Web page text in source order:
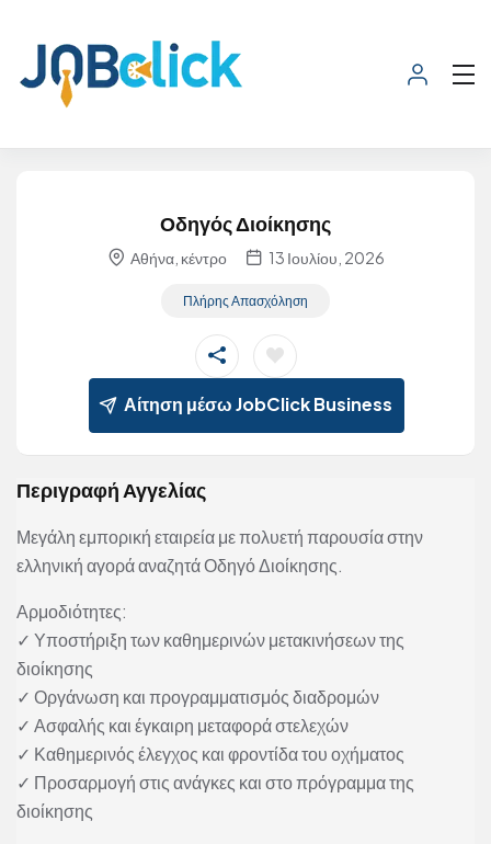
Οδηγός Διοίκησης
Αθήνα, κέντρο 13 Ιουλίου, 2026
Πλήρης Απασχόληση
Αίτηση μέσω JobClick Business
Περιγραφή Αγγελίας
Μεγάλη εμπορική εταιρεία με πολυετή παρουσία στην
ελληνική αγορά αναζητά Οδηγό Διοίκησης.
Αρμοδιότητες:
✓ Υποστήριξη των καθημερινών μετακινήσεων της
διοίκησης
✓ Οργάνωση και προγραμματισμός διαδρομών
✓ Ασφαλής και έγκαιρη μεταφορά στελεχών
✓ Καθημερινός έλεγχος και φροντίδα του οχήματος
✓ Προσαρμογή στις ανάγκες και στο πρόγραμμα της
διοίκησης